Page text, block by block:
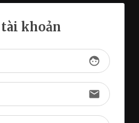
khoản
face
email